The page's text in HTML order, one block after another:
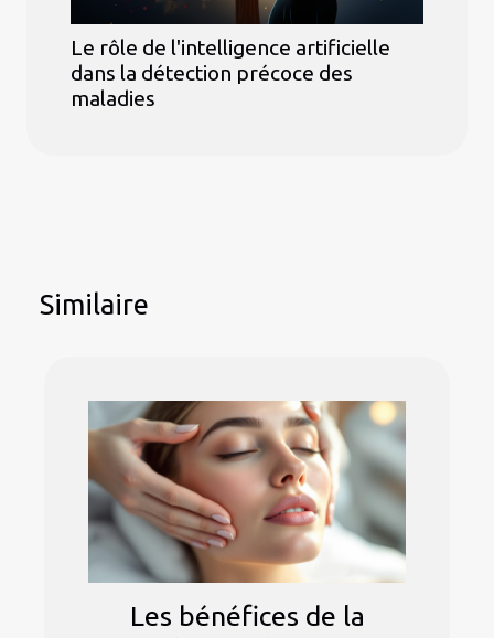
Le rôle de l'intelligence artificielle
dans la détection précoce des
maladies
Similaire
Les bénéfices de la